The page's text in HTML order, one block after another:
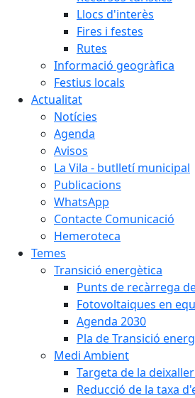
Llocs d'interès
Fires i festes
Rutes
Informació geogràfica
Festius locals
Actualitat
Notícies
Agenda
Avisos
La Vila - butlletí municipal
Publicacions
WhatsApp
Contacte Comunicació
Hemeroteca
Temes
Transició energètica
Punts de recàrrega
Fotovoltaiques en
Agenda 2030
Pla de Transició
Medi Ambient
Targeta de la
Reducció de la taxa